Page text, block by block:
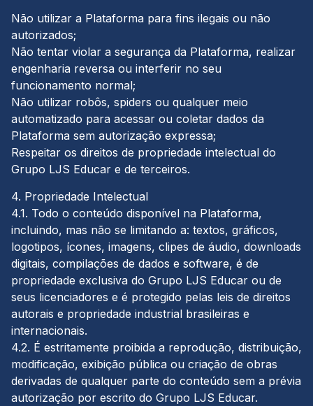
Não utilizar a Plataforma para fins ilegais ou não
autorizados;
Não tentar violar a segurança da Plataforma, realizar
engenharia reversa ou interferir no seu
funcionamento normal;
Não utilizar robôs, spiders ou qualquer meio
automatizado para acessar ou coletar dados da
Plataforma sem autorização expressa;
Respeitar os direitos de propriedade intelectual do
Grupo LJS Educar e de terceiros.
4. Propriedade Intelectual
4.1. Todo o conteúdo disponível na Plataforma,
incluindo, mas não se limitando a: textos, gráficos,
logotipos, ícones, imagens, clipes de áudio, downloads
digitais, compilações de dados e software, é de
propriedade exclusiva do Grupo LJS Educar ou de
seus licenciadores e é protegido pelas leis de direitos
autorais e propriedade industrial brasileiras e
internacionais.
4.2. É estritamente proibida a reprodução, distribuição,
modificação, exibição pública ou criação de obras
derivadas de qualquer parte do conteúdo sem a prévia
autorização por escrito do Grupo LJS Educar.